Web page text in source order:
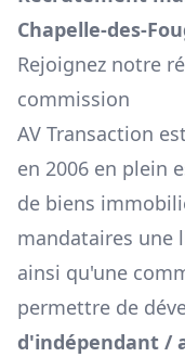
Chapelle-des-
Rejoignez notre
commission
AV Transaction
en 2006 en plein
de biens
mandataires une
ainsi qu'une
permettre de
d'indépendant /